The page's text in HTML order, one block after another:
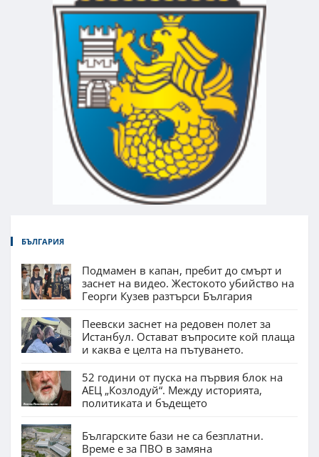
БЪЛГАРИЯ
Подмамен в капан, пребит до смърт и
заснет на видео. Жестокото убийство на
Георги Кузев разтърси България
Пеевски заснет на редовен полет за
Истанбул. Остават въпросите кой плаща
и каква е целта на пътуването.
52 години от пуска на първия блок на
АЕЦ „Козлодуй“. Между историята,
политиката и бъдещето
Българските бази не са безплатни.
Време е за ПВО в замяна